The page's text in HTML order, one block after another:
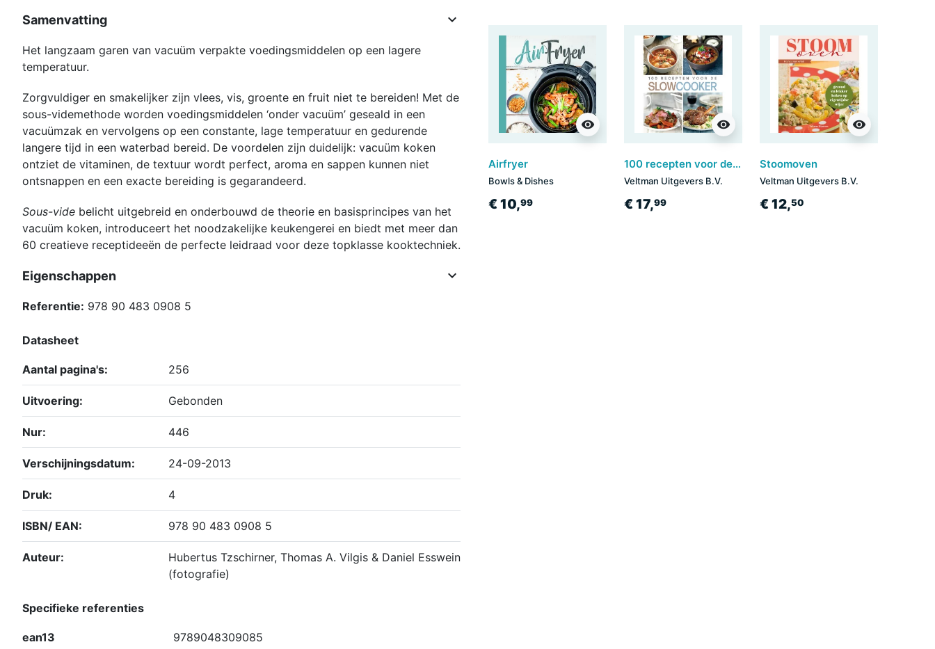
Samenvatting 
Het langzaam garen van vacuüm verpakte voedingsmiddelen op een lagere
temperatuur.
Zorgvuldiger en smakelijker zijn vlees, vis, groente en fruit niet te bereiden! Met de
sous-videmethode worden voedingsmiddelen ‘onder vacuüm’ geseald in een
vacuümzak en vervolgens op een constante, lage temperatuur en gedurende
langere tijd in een waterbad bereid. De voordelen zijn duidelijk: vacuüm koken
ontziet de vitaminen, de textuur wordt perfect, aroma en sappen kunnen niet
ontsnappen en een exacte bereiding is gegarandeerd.
Sous-vide belicht uitgebreid en onderbouwd de theorie en basisprincipes van het
vacuüm koken, introduceert het noodzakelijke keukengerei en biedt met meer dan
60 creatieve receptideeën de perfecte leidraad voor deze topklasse kooktechniek.
Eigenschappen 
Referentie: 978 90 483 0908 5
Datasheet
Aantal pagina's: 256
Uitvoering: Gebonden
Nur: 446
Verschijningsdatum: 24-09-2013
Druk: 4
ISBN/ EAN: 978 90 483 0908 5
Auteur:
Hubertus Tzschirner, Thomas A. Vilgis & Daniel Esswein
(fotografie)
Specifieke referenties
ean13 9789048309085
visibility
Airfryer
Bowls & Dishes
€ 10,99
visibility
100 recepten voor de SLOWCOOKER
Veltman Uitgevers B.V.
€ 17,99
visibility
Stoomoven
Veltman Uitgevers B.V.
€ 12,50